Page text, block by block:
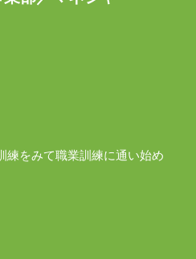
練をみて職業訓練に通い始め